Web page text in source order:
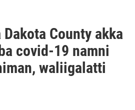
County akka
covid-19 namni
waliigalatti